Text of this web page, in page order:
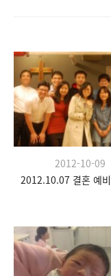
2012-10-09